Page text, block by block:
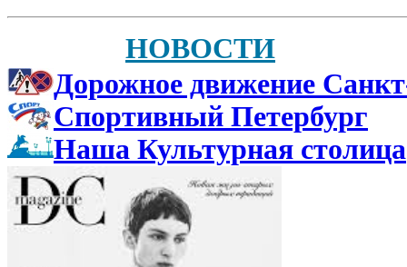
НОВОСТИ
Дорожное движение
Спортивный Петербург
Наша Культурная столица